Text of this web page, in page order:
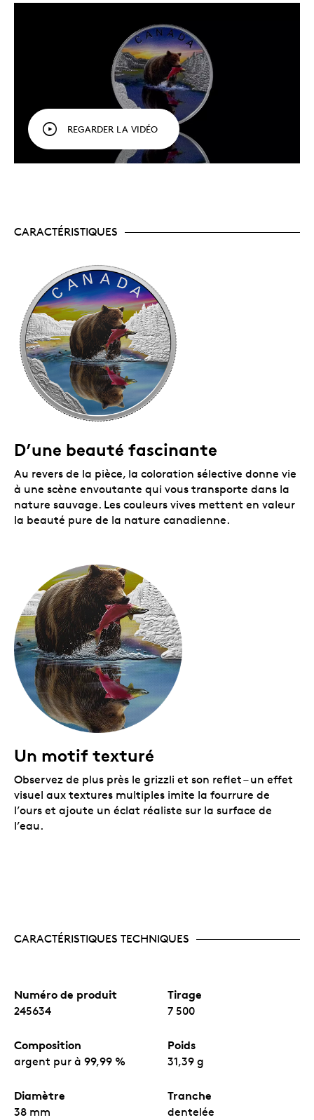
REGARDER LA VIDÉO
CARACTÉRISTIQUES
D’une beauté fascinante
Au revers de la pièce, la coloration sélective donne vie
à une scène envoutante qui vous transporte dans la
nature sauvage. Les couleurs vives mettent en valeur
la beauté pure de la nature canadienne.
Un motif texturé
Observez de plus près le grizzli et son reflet – un effet
visuel aux textures multiples imite la fourrure de
l’ours et ajoute un éclat réaliste sur la surface de
l’eau.
CARACTÉRISTIQUES TECHNIQUES
Numéro de produit
245634
Tirage
7 500
Composition
argent pur à 99,99 %
Poids
31,39 g
Diamètre
38 mm
Tranche
dentelée